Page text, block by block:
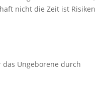
nicht die Zeit ist Risiken
Ungeborene durch